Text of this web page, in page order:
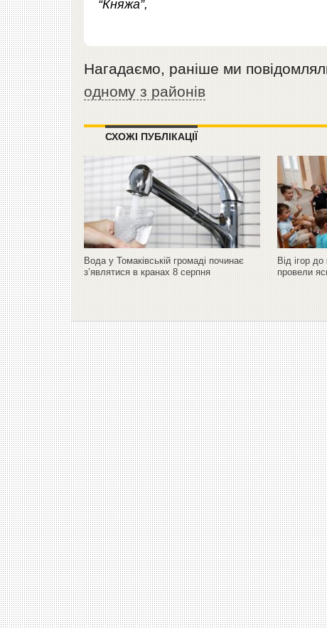
“Княжа”,
Нагадаємо, раніше ми
одному з районів
СХОЖІ ПУБЛІКАЦІЇ
Вода у Томаківській громаді починає
з’являтися в кранах 8 серпня
Від ігор
провели